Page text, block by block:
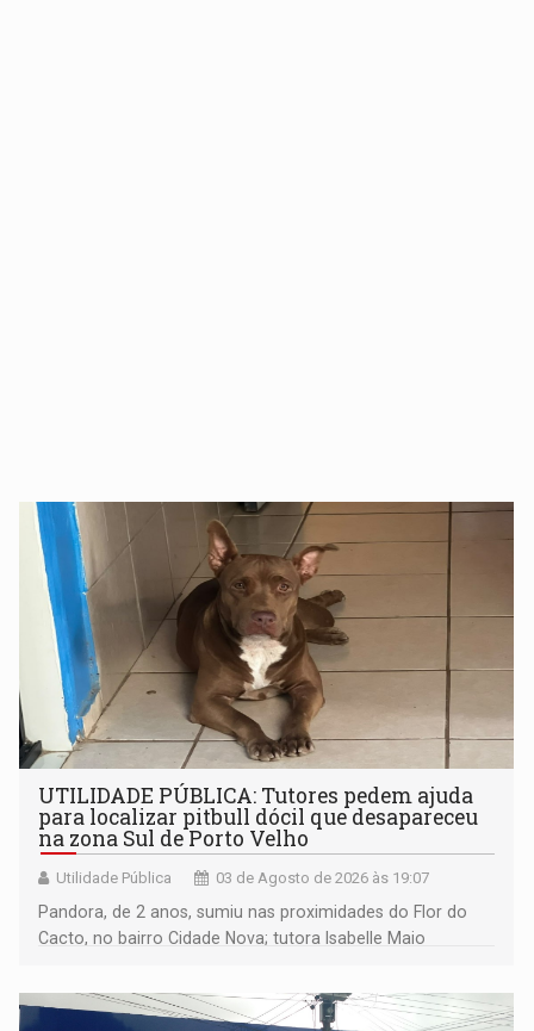
UTILIDADE PÚBLICA: Tutores pedem ajuda
para localizar pitbull dócil que desapareceu
na zona Sul de Porto Velho
Utilidade Pública 03 de Agosto de 2026 às 19:07
Pandora, de 2 anos, sumiu nas proximidades do Flor do
Cacto, no bairro Cidade Nova; tutora Isabelle Maio